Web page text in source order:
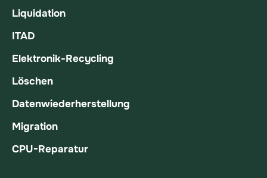
Liquidation
ITAD
Elektronik-Recycling
Löschen
Datenwiederherstellung
Migration
CPU-Reparatur